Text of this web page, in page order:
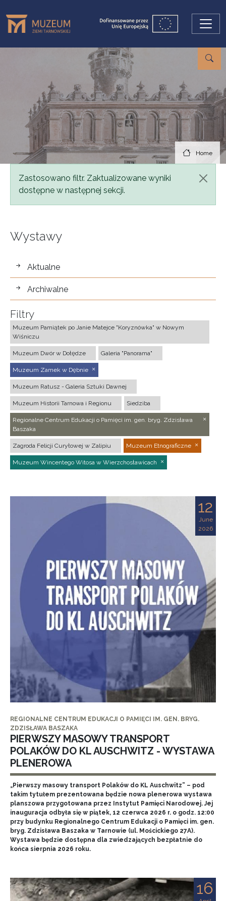
Home
Status message
Zastosowano filtr. Zaktualizowane wyniki
dostępne w następnej sekcji.
Wystawy
wystawy
Aktualne
Archiwalne
Filtry
Muzeum Pamiątek po Janie Matejce "Koryznówka" w Nowym
Wiśniczu
Muzeum Dwór w Dołędze Galeria "Panorama"
Muzeum Zamek w Dębnie
Muzeum Ratusz - Galeria Sztuki Dawnej
Muzeum Historii Tarnowa i Regionu Siedziba
Regionalne Centrum Edukacji o Pamięci im. gen. bryg. Zdzisława
Baszaka
Zagroda Felicji Curyłowej w Zalipiu Muzeum Etnograficzne
Muzeum Wincentego Witosa w Wierzchosławicach
12
June
2026
REGIONALNE CENTRUM EDUKACJI O PAMIĘCI IM. GEN. BRYG.
ZDZISŁAWA BASZAKA
PIERWSZY MASOWY TRANSPORT
POLAKÓW DO KL AUSCHWITZ - WYSTAWA
PLENEROWA
„Pierwszy masowy transport Polaków do KL Auschwitz” – pod
takim tytułem prezentowana będzie nowa plenerowa wystawa
planszowa przygotowana przez Instytut Pamięci Narodowej. Jej
inauguracja odbyła się w piątek, 12 czerwca 2026 r. o godz. 12:00
przy budynku Regionalnego Centrum Edukacji o Pamięci im. gen.
bryg. Zdzisława Baszaka w Tarnowie (ul. Mościckiego 27A).
Wystawa będzie dostępna dla zwiedzających bezpłatnie do
końca sierpnia 2026 roku.
16